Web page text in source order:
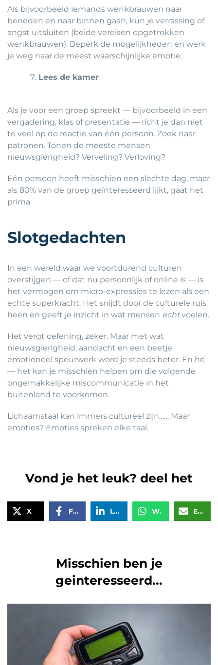
Als bijvoorbeeld iemands wenkbrauwen naar
beneden en naar binnen gaan, kun je verrassing of
angst uitsluiten (beide vereisen opgetrokken
wenkbrauwen). Beperk de mogelijkheden en werk
je weg naar de meest waarschijnlijke emotie.
Lees de kamer
Als je voor een groep spreekt — bijvoorbeeld in een
vergadering, klas of presentatie — richt je dan niet
te veel op de reactie van één persoon. Zoek naar
patronen. Tonen de meeste mensen
nieuwsgierigheid? Verveling? Verloving?
Eén persoon heeft misschien een slechte dag, maar
als 80% van de groep geïnteresseerd lijkt, gaat het
prima.
Slotgedachten
In een wereld waar we voortdurend culturen
overstijgen — of dat nu persoonlijk of online is — is
het vermogen om micro-expressies te lezen als een
echte superkracht. Het snijdt door de culturele ruis
heen en geeft je inzicht in wat mensen echtvoelen.
Het vergt oefening, zeker. Maar met wat
nieuwsgierigheid, aandacht en een beetje
emotioneel speurwerk word je steeds beter. En hé
— het kan je misschien helpen om die volgende
ongemakkelijke miscommunicatie in het
buitenland te voorkomen.
Lichaamstaal kan immers cultureel zijn…… Maar
emoties? Emoties spreken elke taal.
Vond je het leuk? deel het
X Facebook LinkedIn WhatsApp Email
Misschien ben je
geinteresseerd...